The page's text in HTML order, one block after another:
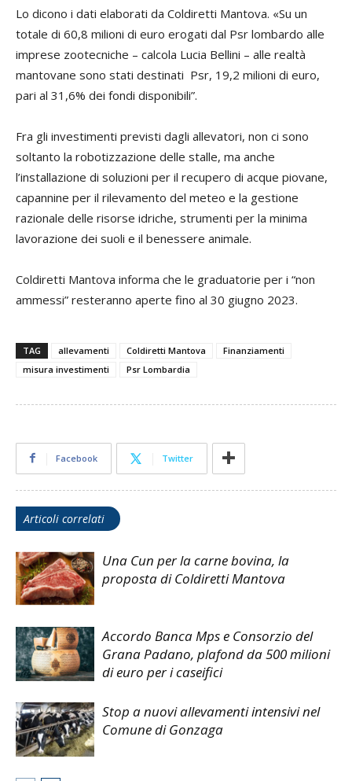
Lo dicono i dati elaborati da Coldiretti Mantova. «Su un
totale di 60,8 milioni di euro erogati dal Psr lombardo alle
imprese zootecniche – calcola Lucia Bellini – alle realtà
mantovane sono stati destinati Psr, 19,2 milioni di euro,
pari al 31,6% dei fondi disponibili”.
Fra gli investimenti previsti dagli allevatori, non ci sono
soltanto la robotizzazione delle stalle, ma anche
l’installazione di soluzioni per il recupero di acque piovane,
capannine per il rilevamento del meteo e la gestione
razionale delle risorse idriche, strumenti per la minima
lavorazione dei suoli e il benessere animale.
Coldiretti Mantova informa che le graduatorie per i “non
ammessi” resteranno aperte fino al 30 giugno 2023.
TAG allevamenti Coldiretti Mantova
Finanziamenti
misura investimenti
Psr Lombardia
Facebook Twitter
Articoli correlati
Una Cun per la carne bovina, la
proposta di Coldiretti Mantova
Accordo Banca Mps e Consorzio del
Grana Padano, plafond da 500 milioni
di euro per i caseifici
Stop a nuovi allevamenti intensivi nel
Comune di Gonzaga